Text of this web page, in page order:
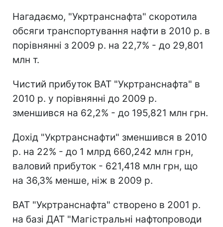
Нагадаємо, "Укртранснафта" скоротила
обсяги транспортування нафти в 2010 р. в
порівнянні з 2009 р. на 22,7% - до 29,801
млн т.
Чистий прибуток ВАТ "Укртранснафта" в
2010 р. у порівнянні до 2009 р.
зменшився на 62,2% - до 195,821 млн грн.
Дохід "Укртранснафти" зменшився в 2010
р. на 22% - до 1 млрд 660,242 млн грн,
валовий прибуток - 621,418 млн грн, що
на 36,3% менше, ніж в 2009 р.
ВАТ "Укртранснафта" створено в 2001 р.
на базі ДАТ "Магістральні нафтопроводи